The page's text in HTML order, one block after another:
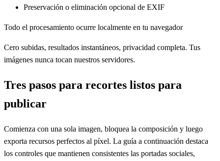
Preservación o eliminación opcional de EXIF
Todo el procesamiento ocurre localmente en tu navegador
Cero subidas, resultados instantáneos, privacidad completa. Tus
imágenes nunca tocan nuestros servidores.
Tres pasos para recortes listos para
publicar
Comienza con una sola imagen, bloquea la composición y luego
exporta recursos perfectos al píxel. La guía a continuación destaca
los controles que mantienen consistentes las portadas sociales,